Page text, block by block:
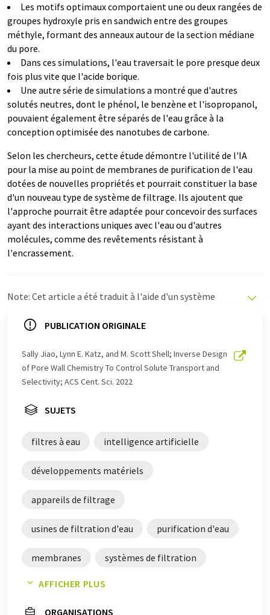
Les motifs optimaux comportaient une ou deux rangées de
groupes hydroxyle pris en sandwich entre des groupes
méthyle, formant des anneaux autour de la section médiane
du pore.
Dans ces simulations, l'eau traversait le pore presque deux
fois plus vite que l'acide borique.
Une autre série de simulations a montré que d'autres
solutés neutres, dont le phénol, le benzène et l'isopropanol,
pouvaient également être séparés de l'eau grâce à la
conception optimisée des nanotubes de carbone.
Selon les chercheurs, cette étude démontre l'utilité de l'IA
pour la mise au point de membranes de purification de l'eau
dotées de nouvelles propriétés et pourrait constituer la base
d'un nouveau type de système de filtrage. Ils ajoutent que
l'approche pourrait être adaptée pour concevoir des surfaces
ayant des interactions uniques avec l'eau ou d'autres
molécules, comme des revêtements résistant à
l'encrassement.
Note: Cet article a été traduit à l'aide d'un système
propose ces traductions automatiques pour présenter
été traduit avec traduction automatique, il est possible
qu'il contienne des erreurs de vocabulaire, de syntaxe ou
de grammaire. L'article original dans Anglais peut être
PUBLICATION ORIGINALE
Sally Jiao, Lynn E. Katz, and M. Scott Shell; Inverse Design
of Pore Wall Chemistry To Control Solute Transport and
Selectivity; ACS Cent. Sci. 2022
SUJETS
filtres à eau intelligence artificielle
développements matériels
appareils de filtrage
usines de filtration d'eau purification d'eau
membranes systèmes de filtration
systèmes de filtration
AFFICHER PLUS
ORGANISATIONS